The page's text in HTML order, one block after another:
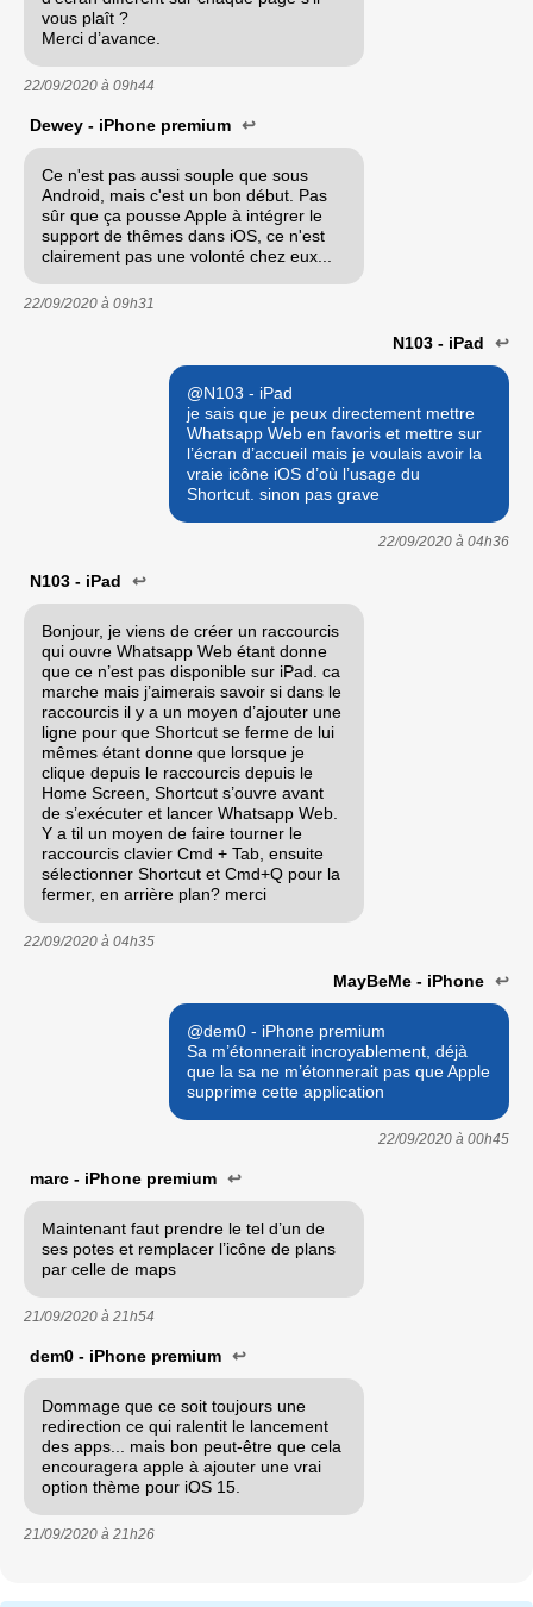
vous plaît ?
Merci d’avance.
22/09/2020 à 09h44
Dewey - iPhone premium ↩
Ce n'est pas aussi souple que sous
Android, mais c'est un bon début. Pas
sûr que ça pousse Apple à intégrer le
support de thêmes dans iOS, ce n'est
clairement pas une volonté chez eux...
22/09/2020 à 09h31
N103 - iPad ↩
@N103 - iPad
je sais que je peux directement mettre
Whatsapp Web en favoris et mettre sur
l’écran d’accueil mais je voulais avoir la
vraie icône iOS d’où l’usage du
Shortcut. sinon pas grave
22/09/2020 à 04h36
N103 - iPad ↩
Bonjour, je viens de créer un raccourcis
qui ouvre Whatsapp Web étant donne
que ce n’est pas disponible sur iPad. ca
marche mais j’aimerais savoir si dans le
raccourcis il y a un moyen d’ajouter une
ligne pour que Shortcut se ferme de lui
mêmes étant donne que lorsque je
clique depuis le raccourcis depuis le
Home Screen, Shortcut s’ouvre avant
de s’exécuter et lancer Whatsapp Web.
Y a til un moyen de faire tourner le
raccourcis clavier Cmd + Tab, ensuite
sélectionner Shortcut et Cmd+Q pour la
fermer, en arrière plan? merci
22/09/2020 à 04h35
MayBeMe - iPhone ↩
@dem0 - iPhone premium
Sa m’étonnerait incroyablement, déjà
que la sa ne m’étonnerait pas que Apple
supprime cette application
22/09/2020 à 00h45
marc - iPhone premium ↩
Maintenant faut prendre le tel d’un de
ses potes et remplacer l’icône de plans
par celle de maps
21/09/2020 à 21h54
dem0 - iPhone premium ↩
Dommage que ce soit toujours une
redirection ce qui ralentit le lancement
des apps... mais bon peut-être que cela
encouragera apple à ajouter une vrai
option thème pour iOS 15.
21/09/2020 à 21h26